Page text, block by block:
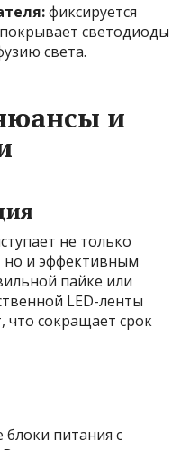
фиксируется
светодиоды
света.
и
не только
и эффективным
пайке или
LED-ленты
что сокращает срок
блоки питания с